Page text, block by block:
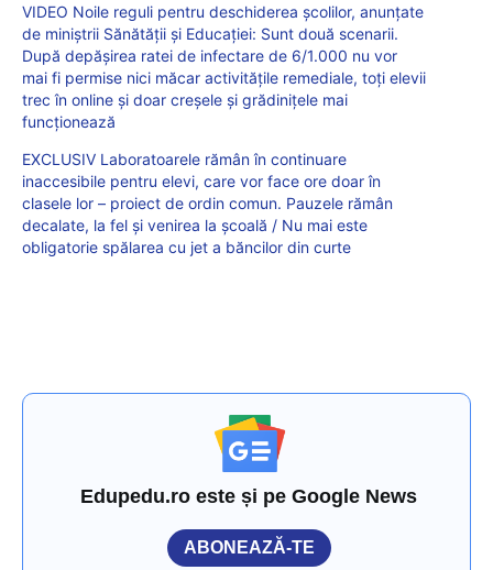
VIDEO Noile reguli pentru deschiderea școlilor, anunțate
de miniștrii Sănătății și Educației: Sunt două scenarii.
După depășirea ratei de infectare de 6/1.000 nu vor
mai fi permise nici măcar activitățile remediale, toți elevii
trec în online și doar creșele și grădinițele mai
funcționează
EXCLUSIV Laboratoarele rămân în continuare
inaccesibile pentru elevi, care vor face ore doar în
clasele lor – proiect de ordin comun. Pauzele rămân
decalate, la fel și venirea la școală / Nu mai este
obligatorie spălarea cu jet a băncilor din curte
Edupedu.ro este și pe Google News
ABONEAZĂ-TE